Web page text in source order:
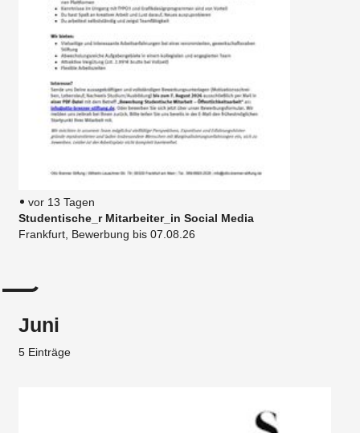
vor 13 Tagen
Studentische_r Mitarbeiter_in Social Media
Frankfurt, Bewerbung bis 07.08.26
Juni
5 Einträge